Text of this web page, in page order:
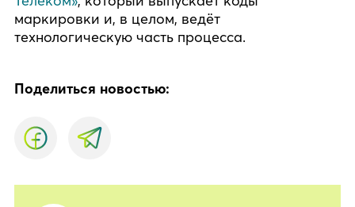
маркировки и, в целом, ведёт
технологическую часть процесса.
Поделиться новостью: